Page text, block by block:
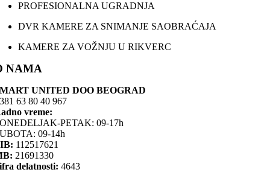
PROFESIONALNA UGRADNJA
DVR KAMERE ZA SNIMANJE SAOBRAĆAJA
KAMERE ZA VOŽNJU U RIKVERC
NAMA
UNITED DOO BEOGRAD
63 80 40 967
vreme:
PETAK: 09-17h
09-14h
112517621
21691330
delatnosti: 4643